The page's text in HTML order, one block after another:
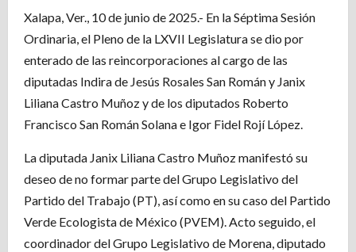
Xalapa, Ver., 10 de junio de 2025.- En la Séptima Sesión
Ordinaria, el Pleno de la LXVII Legislatura se dio por
enterado de las reincorporaciones al cargo de las
diputadas Indira de Jesús Rosales San Román y Janix
Liliana Castro Muñoz y de los diputados Roberto
Francisco San Román Solana e Igor Fidel Rojí López.
La diputada Janix Liliana Castro Muñoz manifestó su
deseo de no formar parte del Grupo Legislativo del
Partido del Trabajo (PT), así como en su caso del Partido
Verde Ecologista de México (PVEM). Acto seguido, el
coordinador del Grupo Legislativo de Morena, diputado